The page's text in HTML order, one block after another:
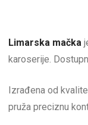
Limarska mačka
karoserije.
Izrađena od
pruža preciznu